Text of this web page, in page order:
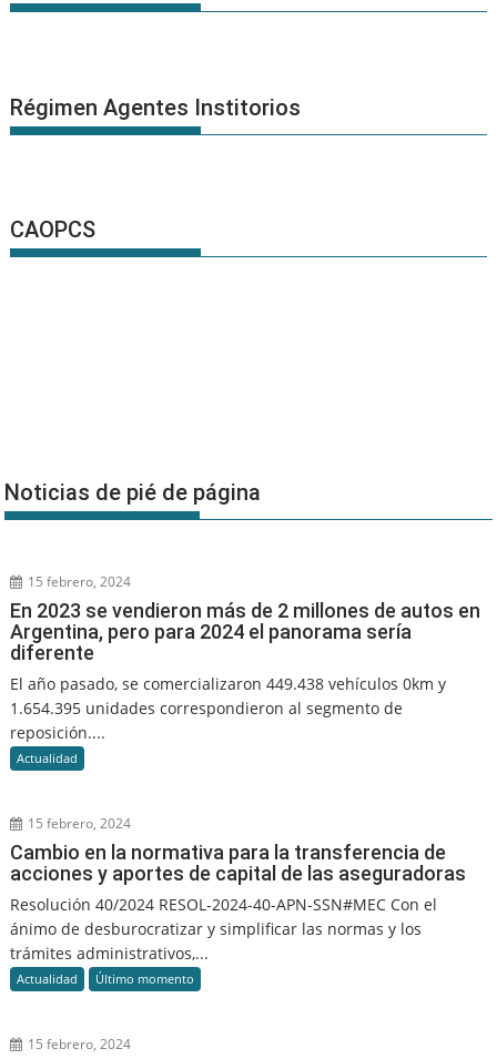
Régimen Agentes Institorios
CAOPCS
Noticias de pié de página
15 febrero, 2024
En 2023 se vendieron más de 2 millones de autos en
Argentina, pero para 2024 el panorama sería
diferente
El año pasado, se comercializaron 449.438 vehículos 0km y
1.654.395 unidades correspondieron al segmento de
reposición....
Actualidad
15 febrero, 2024
Cambio en la normativa para la transferencia de
acciones y aportes de capital de las aseguradoras
Resolución 40/2024 RESOL-2024-40-APN-SSN#MEC Con el
ánimo de desburocratizar y simplificar las normas y los
trámites administrativos,...
Actualidad Último momento
15 febrero, 2024